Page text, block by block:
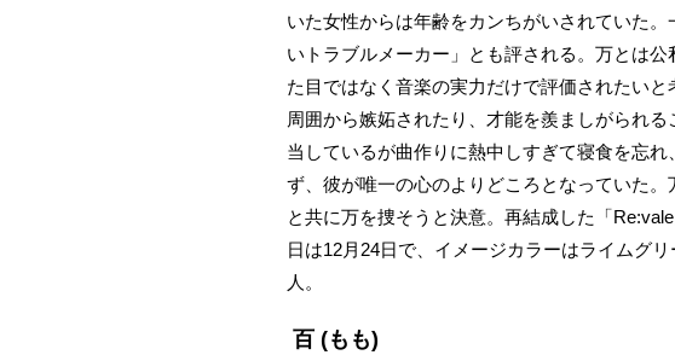
いた女性からは年齢をカンちがいされていた
いトラブルメーカー」とも評される。万とは
た目ではなく音楽の実力だけで評価されたい
周囲から嫉妬されたり、才能を羨ましがられ
当しているが曲作りに熱中しすぎて寝食を忘
ず、彼が唯一の心のよりどころとなっていた
と共に万を捜そうと決意。再結成した「
日は12月24日で、イメージカラーはライムグ
人。
百 (もも)